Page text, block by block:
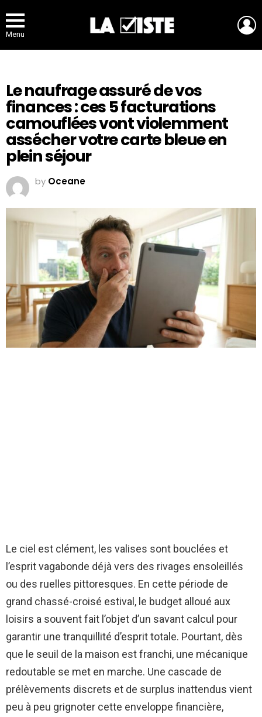
Menu
Le naufrage assuré de vos
finances : ces 5 facturations
camouflées vont violemment
assécher votre carte bleue en
plein séjour
by Oceane
Le ciel est clément, les valises sont bouclées et
l’esprit vagabonde déjà vers des rivages ensoleillés
ou des ruelles pittoresques. En cette période de
grand chassé-croisé estival, le budget alloué aux
loisirs a souvent fait l’objet d’un savant calcul pour
garantir une tranquillité d’esprit totale. Pourtant, dès
que le seuil de la maison est franchi, une mécanique
redoutable se met en marche. Une cascade de
prélèvements discrets et de surplus inattendus vient
peu à peu grignoter cette enveloppe financière,